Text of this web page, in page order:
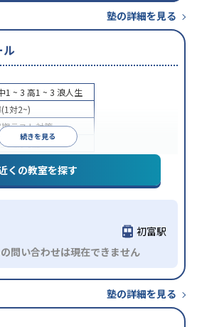
塾の詳細を見る
続きを見る
1 ~ 3 高1 ~ 3 浪人生
対2~)
テスト対策
受講可能
くの教室を探す
初富駅
問い合わせは現在できません
塾の詳細を見る